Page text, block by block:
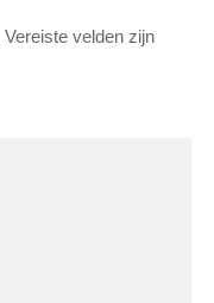
Vereiste velden zijn